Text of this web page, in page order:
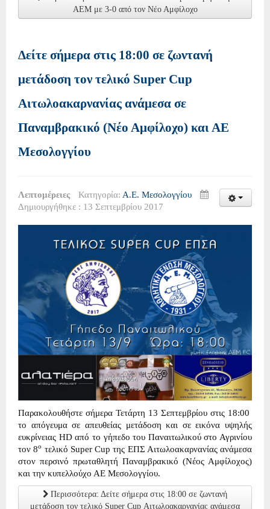
ΑΕΜ με 3-0 από τον Νέο Αμφίλοχο
Δείτε σήμερα στις 18:00 σε ζωντανή
μετάδοση τον τελικό Super Cup
Αιτωλοακαρνανίας ανάμεσα σε
Παναμβρακικό (Νέο Αμφίλοχο) και ΑΕ
Μεσολογγίου
Λεπτομέρειες Κατηγορία: Α.Ε. Μεσολογγίου
Δημιουργήθηκε : 13 Σεπτεμβρίου 2017
Παρακολουθήστε σήμερα Τετάρτη 13 Σεπτεμβρίου στις 18:00
το απόγευμα σε απευθείας μετάδοση και σε εικόνα υψηλής
ευκρίνειας HD από το γήπεδο του Παναιτωλικού στο Αγρινίου
τον 8ο τελικό Super Cup της ΕΠΣ Αιτωλοακαρνανίας ανάμεσα
στον περσινό πρωταθλητή Παναμβρακικό (Νέος Αμφίλοχος)
και την κυπελλούχο ΑΕ Μεσολογγίου.
Περισσότερα: Δείτε σήμερα στις 18:00 σε ζωντανή
μετάδοση τον τελικό Super Cup Αιτωλοακαρνανίας ανάμεσα